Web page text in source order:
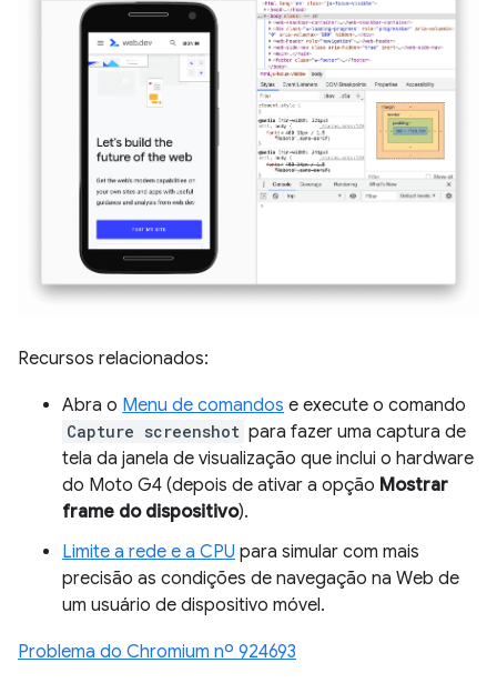
Recursos relacionados:
Abra o Menu de comandos e execute o comando
Capture screenshot para fazer uma captura de
tela da janela de visualização que inclui o hardware
do Moto G4 (depois de ativar a opção Mostrar
frame do dispositivo).
Limite a rede e a CPU para simular com mais
precisão as condições de navegação na Web de
um usuário de dispositivo móvel.
Problema do Chromium nº 924693